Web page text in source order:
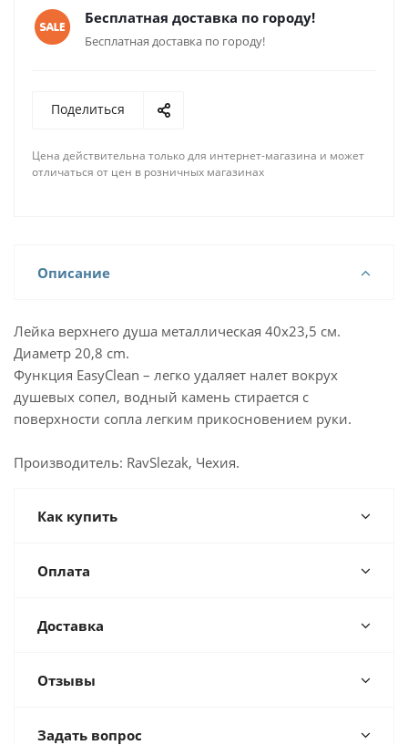
Бесплатная доставка по городу!
Бесплатная доставка по городу!
Поделиться
Цена действительна только для интернет-магазина и может
отличаться от цен в розничных магазинах
Описание
Лейка верхнего душа металлическая 40x23,5 см.
Диаметр 20,8 cm.
Функция EasyClean – легко удаляет налет вокрух
душевых сопел, водный камень стирается с
поверхности сопла легким прикосновением руки.
Производитель: RavSlezak, Чехия.
Как купить
Оплата
Доставка
Отзывы
Задать вопрос